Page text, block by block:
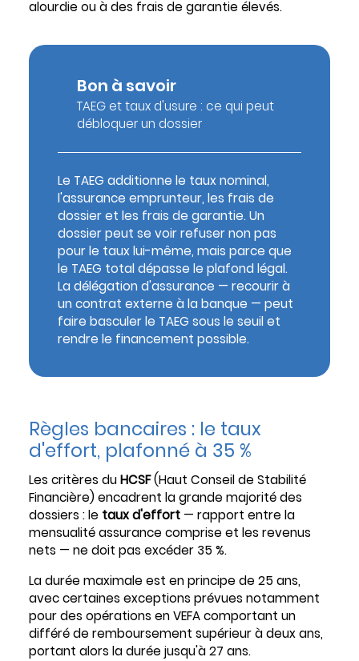
alourdie ou à des frais de garantie élevés.
Bon à savoir
TAEG et taux d'usure : ce qui peut
débloquer un dossier
Le TAEG additionne le taux nominal,
l'assurance emprunteur, les frais de
dossier et les frais de garantie. Un
dossier peut se voir refuser non pas
pour le taux lui-même, mais parce que
le TAEG total dépasse le plafond légal.
La délégation d'assurance — recourir à
un contrat externe à la banque — peut
faire basculer le TAEG sous le seuil et
rendre le financement possible.
Règles bancaires : le taux
d'effort, plafonné à 35 %
Les critères duHCSF(Haut Conseil de Stabilité
Financière) encadrent la grande majorité des
dossiers : le taux d'effort — rapport entre la
mensualité assurance comprise et les revenus
nets — ne doit pas excéder 35 %.
La durée maximale est en principe de 25 ans,
avec certaines exceptions prévues notamment
pour des opérations en VEFA comportant un
différé de remboursement supérieur à deux ans,
portant alors la durée jusqu'à 27 ans.